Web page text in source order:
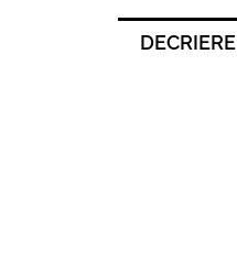
DECRIERE